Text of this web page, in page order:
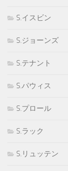
S.イスビン
S.ジョーンズ
S.テナント
S.パウィス
S.プロール
S.ラック
S.リュッテン